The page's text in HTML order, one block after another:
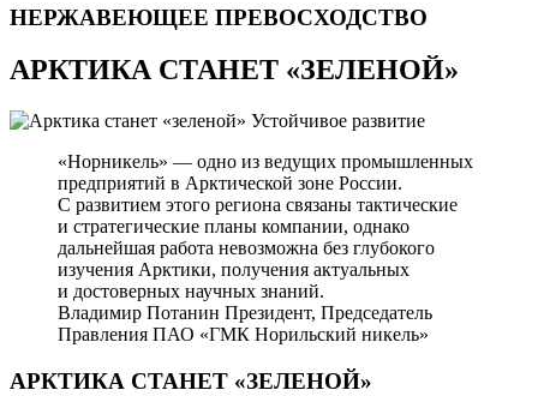
НЕРЖАВЕЮЩЕЕ ПРЕВОСХОДСТВО
АРКТИКА СТАНЕТ «ЗЕЛЕНОЙ»
Устойчивое развитие
«Норникель» — одно из ведущих промышленных
предприятий в Арктической зоне России.
С развитием этого региона связаны тактические
и стратегические планы компании, однако
дальнейшая работа невозможна без глубокого
изучения Арктики, получения актуальных
и достоверных научных знаний.
Владимир Потанин Президент, Председатель
Правления ПАО «ГМК Норильский никель»
АРКТИКА СТАНЕТ «ЗЕЛЕНОЙ»